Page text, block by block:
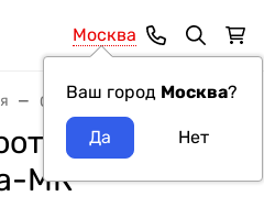
Москва
Ваш город Москва?
Системы газоотвода
модель
МК